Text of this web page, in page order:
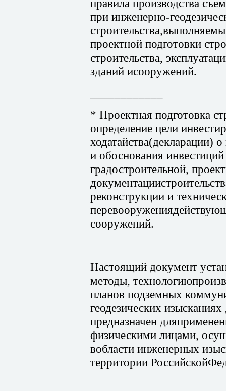
правила производства
при инженерно-
проектной подготовки
строительства,
зданий исооружений.
* Проектная подготовка
определение цели
ходатайства(декларации)
и обоснования инвестиций
градостроительной,
реконструкции и
сооружений.
Настоящий документ
методы,
планов подземных
геодезических изысканиях
предназначен
физическими лицами,
вобласти инженерных
территории